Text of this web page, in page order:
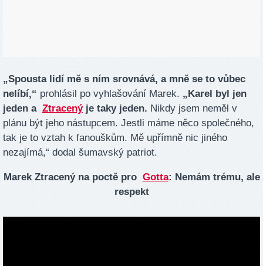
„Spousta lidí mě s ním srovnává, a mně se to vůbec
nelíbí,“ prohlásil po vyhlašování Marek. „Karel byl jen
jeden a Ztracenýje taky jeden. Nikdy jsem neměl v
plánu být jeho nástupcem. Jestli máme něco společného,
tak je to vztah k fanouškům. Mě upřímně nic jiného
nezajímá,“ dodal šumavský patriot.
Marek Ztracený na poctě pro Gotta: Nemám trému, ale
respekt